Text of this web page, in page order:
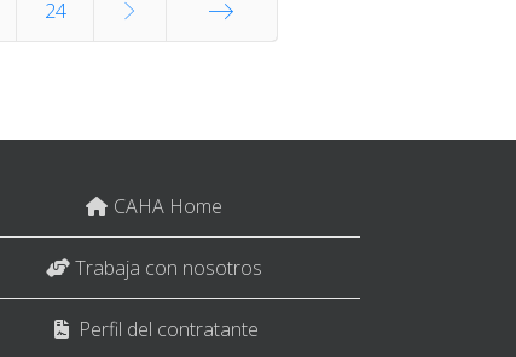
24
CAHA Home
Trabaja con nosotros
Perfil del contratante